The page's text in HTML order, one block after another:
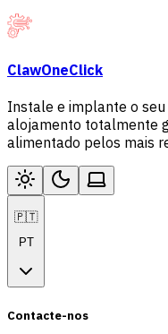
ClawOneClick
Instale e implante o
alojamento totalmente
alimentado pelos mais
🇵🇹
PT
Contacte-nos